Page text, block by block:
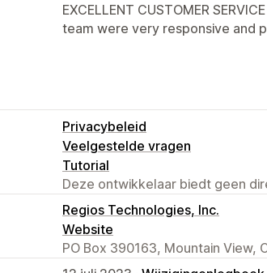
EXCELLENT CUSTOMER
team were very responsive and
Privacybeleid
Veelgestelde vragen
Tutorial
Deze ontwikkelaar biedt geen
Regios Technologies, Inc.
Website
PO Box 390163, Mountain View,